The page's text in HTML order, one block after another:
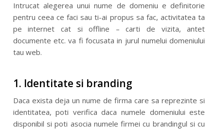
Intrucat alegerea unui nume de domeniu e definitorie
pentru ceea ce faci sau ti-ai propus sa fac, activitatea ta
pe internet cat si offline – carti de vizita, antet
documente etc. va fi focusata in jurul numelui domeniului
tau web.
1. Identitate si branding
Daca exista deja un nume de firma care sa reprezinte si
identitatea, poti verifica daca numele domeniului este
disponibil si poti asocia numele firmei cu brandingul si cu